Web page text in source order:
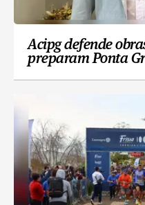
Acipg defende
preparam Ponta